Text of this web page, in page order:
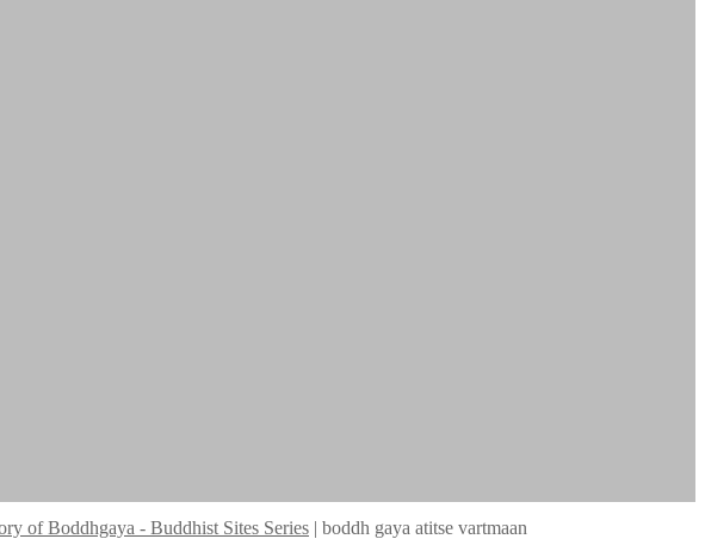
of Boddhgaya - Buddhist Sites Series | boddh gaya atitse vartmaan